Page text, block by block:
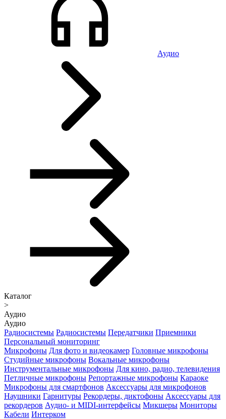
Аудио
Каталог
>
Аудио
Аудио
Радиосистемы Радиосистемы Передатчики Приемники
Персональный мониторинг
Микрофоны Для фото и видеокамер Головные микрофоны
Студийные микрофоны Вокальные микрофоны
Инструментальные микрофоны Для кино, радио, телевидения
Петличные микрофоны Репортажные микрофоны Караоке
Микрофоны для смартфонов Аксессуары для микрофонов
Наушники Гарнитуры Рекордеры, диктофоны Аксессуары для
рекордеров Аудио- и MIDI-интерфейсы Микшеры Мониторы
Кабели Интерком